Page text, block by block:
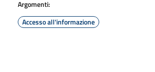
Argomenti:
Accesso all'informazione